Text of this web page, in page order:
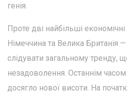
генія.
Проте дві найбільші
Німеччина та Велика Британія
слідувати загальному тренду,
незадоволення. Останнім
досягло нової висоти. На